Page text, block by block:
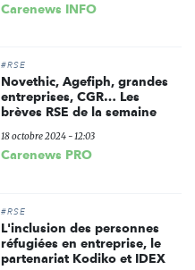
Carenews INFO
#RSE
Novethic, Agefiph, grandes
entreprises, CGR… Les
brèves RSE de la semaine
18 octobre 2024 - 12:03
Carenews PRO
#RSE
L'inclusion des personnes
réfugiées en entreprise, le
partenariat Kodiko et IDEX